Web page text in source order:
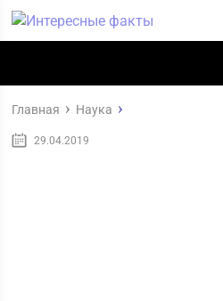
Главная Наука
29.04.2019